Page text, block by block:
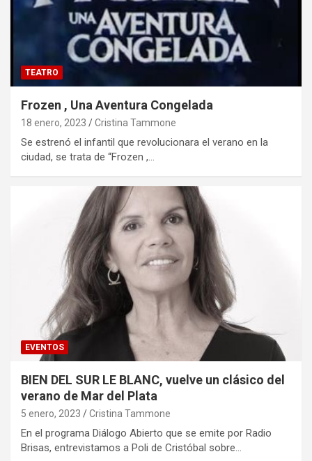
TEATRO
Frozen , Una Aventura Congelada
18 enero, 2023 Cristina Tammone
Se estrenó el infantil que revolucionara el verano en la
ciudad, se trata de “Frozen ,…
EVENTOS
BIEN DEL SUR LE BLANC, vuelve un clásico del
verano de Mar del Plata
5 enero, 2023 Cristina Tammone
En el programa Diálogo Abierto que se emite por Radio
Brisas, entrevistamos a Poli de Cristóbal sobre…